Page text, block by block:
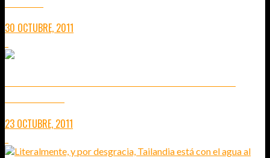
30 OCTUBRE, 2011
23 OCTUBRE, 2011